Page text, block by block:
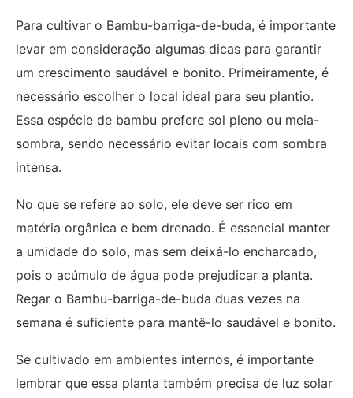
Para cultivar o Bambu-barriga-de-buda, é importante
levar em consideração algumas dicas para garantir
um crescimento saudável e bonito. Primeiramente, é
necessário escolher o local ideal para seu plantio.
Essa espécie de bambu prefere sol pleno ou meia-
sombra, sendo necessário evitar locais com sombra
intensa.
No que se refere ao solo, ele deve ser rico em
matéria orgânica e bem drenado. É essencial manter
a umidade do solo, mas sem deixá-lo encharcado,
pois o acúmulo de água pode prejudicar a planta.
Regar o Bambu-barriga-de-buda duas vezes na
semana é suficiente para mantê-lo saudável e bonito.
Se cultivado em ambientes internos, é importante
lembrar que essa planta também precisa de luz solar